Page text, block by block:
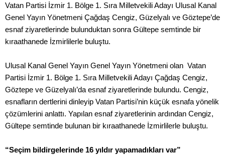
Vatan Partisi İzmir 1. Bölge 1. Sıra Milletvekili Adayı Ulusal Kanal
Genel Yayın Yönetmeni Çağdaş Cengiz, Güzelyalı ve Göztepe’de
esnaf ziyaretlerinde bulunduktan sonra Gültepe semtinde bir
kıraathanede İzmirlilerle buluştu.
Ulusal Kanal Genel Yayın Genel Yayın Yönetmeni olan Vatan
Partisi İzmir 1. Bölge 1. Sıra Milletvekili Adayı Çağdaş Cengiz,
Göztepe ve Güzelyalı’da esnaf ziyaretlerinde bulundu. Cengiz,
esnafların dertlerini dinleyip Vatan Partisi’nin küçük esnafa yönelik
çözümlerini anlattı. Yapılan esnaf ziyaretlerinin ardından Cengiz,
Gültepe semtinde bulunan bir kıraathanede İzmirlilerle buluştu.
“Seçim bildirgelerinde 16 yıldır yapamadıkları var”